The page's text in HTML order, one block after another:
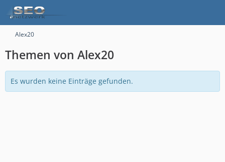
Alex20
Themen von Alex20
Es wurden keine Einträge gefunden.